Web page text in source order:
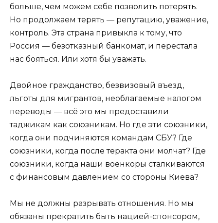
больше, чем можем себе позволить потерять.
Но продолжаем терять — репутацию, уважение,
контроль. Эта страна привыкла к тому, что
Россия — безотказный банкомат, и перестала
нас бояться. Или хотя бы уважать.
Двойное гражданство, безвизовый въезд,
льготы для мигрантов, необлагаемые налогом
переводы — всё это мы предоставили
таджикам как союзникам. Но где эти союзники,
когда они подчиняются командам СБУ? Где
союзники, когда после теракта они молчат? Где
союзники, когда наши военкоры сталкиваются
с финансовым давлением со стороны Киева?
Мы не должны разрывать отношения. Но мы
обязаны прекратить быть нацией-спонсором,